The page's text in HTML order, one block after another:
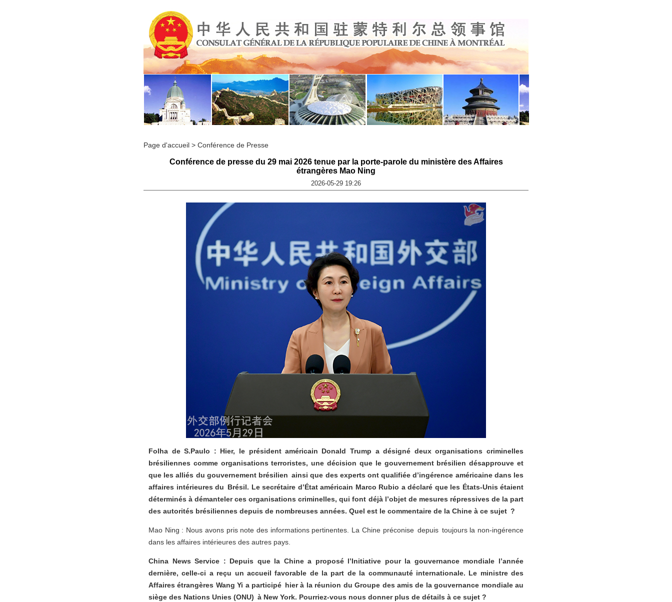
Page d'accueil > Conférence de Presse
Conférence de presse du 29 mai 2026 tenue par la porte-parole du ministère des Affaires
étrangères Mao Ning
2026-05-29 19:26
Folha de S.Paulo : Hier, le président américain Donald Trump a désigné deux organisations criminelles
brésiliennes comme organisations terroristes, une décision que le gouvernement brésilien désapprouve et
que les alliés du gouvernement brésilien ainsi que des experts ont qualifiée d’ingérence américaine dans les
affaires intérieures du Brésil. Le secrétaire d’État américain Marco Rubio a déclaré que les États-Unis étaient
déterminés à démanteler ces organisations criminelles, qui font déjà l’objet de mesures répressives de la part
des autorités brésiliennes depuis de nombreuses années. Quel est le commentaire de la Chine à ce sujet ?
Mao Ning : Nous avons pris note des informations pertinentes. La Chine préconise depuis toujours la non-ingérence
dans les affaires intérieures des autres pays.
China News Service : Depuis que la Chine a proposé l’Initiative pour la gouvernance mondiale l’année
dernière, celle-ci a reçu un accueil favorable de la part de la communauté internationale. Le ministre des
Affaires étrangères Wang Yi a participé hier à la réunion du Groupe des amis de la gouvernance mondiale au
siège des Nations Unies (ONU) à New York. Pourriez-vous nous donner plus de détails à ce sujet ?